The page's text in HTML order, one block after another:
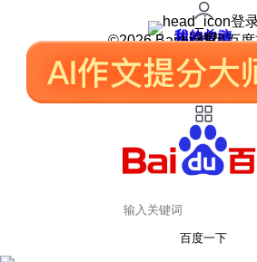
登
我的关注
我的收藏
皮肤中心
用户反馈
设置
©2026 Baidu 使用百
百度一下